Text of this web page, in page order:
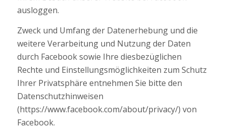
ausloggen.
Zweck und Umfang der Datenerhebung und die
weitere Verarbeitung und Nutzung der Daten
durch Facebook sowie Ihre diesbezüglichen
Rechte und Einstellungsmöglichkeiten zum Schutz
Ihrer Privatsphäre entnehmen Sie bitte den
Datenschutzhinweisen
(https://www.facebook.com/about/privacy/) von
Facebook.